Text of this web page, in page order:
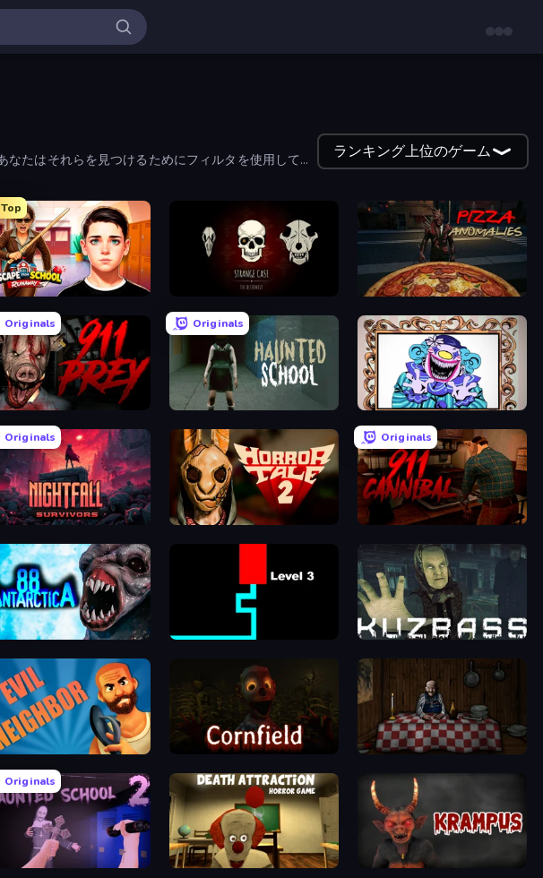
たはそれらを見つけるためにフィルタを使用して、
ランキング上位のゲーム
Top
from School: Runaway Room Escape: Strange Case Pizza Anomalies
Originals
Prey
Originals
Haunted School Exhibit of Sorrows
Originals
Survivors Horror Tale 2: Samantha
Originals
911: Cannibal
88 Scary Maze Kuzbass Horror
Neighbor Cornfield Little Cabin in the Woods
Originals
School 2 Death Attraction: Horror Game Krampus